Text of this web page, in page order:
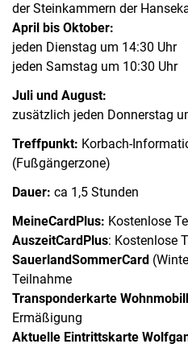
der Steinkammern der
April bis Oktober:
jeden Dienstag um 14:30 Uhr
jeden Samstag um 10:30 Uhr
Juli und August:
zusätzlich jeden Donnerstag
Treffpunkt: Korbach-
(Fußgängerzone)
Dauer: ca 1,5 Stunden
MeineCardPlus: Kostenlose
AuszeitCardPlus: Kostenlose
SauerlandSommerCard
Teilnahme
Transponderkarte
Ermäßigung
Aktuelle Eintrittskarte